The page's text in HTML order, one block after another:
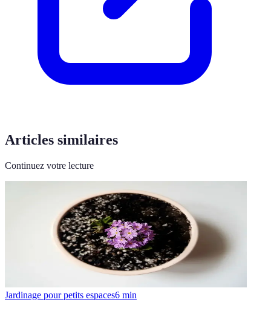
Articles similaires
Continuez votre lecture
Jardinage pour petits espaces6 min